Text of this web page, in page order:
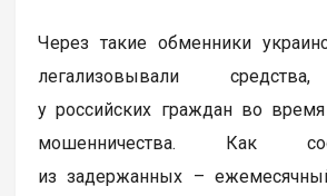
Через такие обменники
легализовывали
у российских граждан во время
мошенничества. Как
из задержанных –